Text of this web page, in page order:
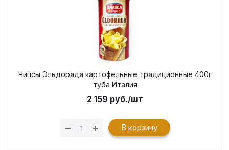
Чипсы Эльдорада картофельные традиционные 400г
туба Италия
2 159 руб./шт
В корзину